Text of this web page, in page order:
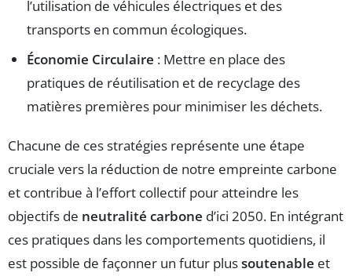
l’utilisation de véhicules électriques et des
transports en commun écologiques.
Économie Circulaire : Mettre en place des
pratiques de réutilisation et de recyclage des
matières premières pour minimiser les déchets.
Chacune de ces stratégies représente une étape
cruciale vers la réduction de notre empreinte carbone
et contribue à l’effort collectif pour atteindre les
objectifs de neutralité carbone d’ici 2050. En intégrant
ces pratiques dans les comportements quotidiens, il
est possible de façonner un futur plussoutenable et